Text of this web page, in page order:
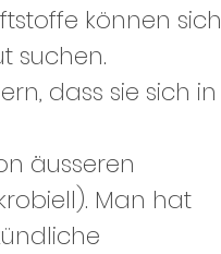
können sich
suchen.
dass sie sich in
äusseren
Man hat